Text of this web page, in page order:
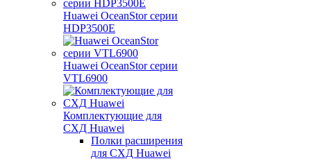
Huawei OceanStor серии
HDP3500E
Huawei OceanStor серии
VTL6900
Комплектующие для
СХД Huawei
Полки расширения
для СХД Huawei